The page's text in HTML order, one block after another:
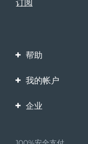
帮助
联系我们
保修与退换货
我的帐户
产品注册
企业